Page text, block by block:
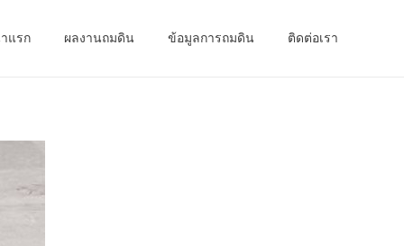
แรก ผลงานถมดิน ข้อมูลการถมดิน ติดต่อเรา